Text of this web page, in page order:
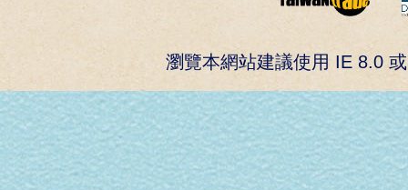
瀏覽本網站建議使用 IE 8.0